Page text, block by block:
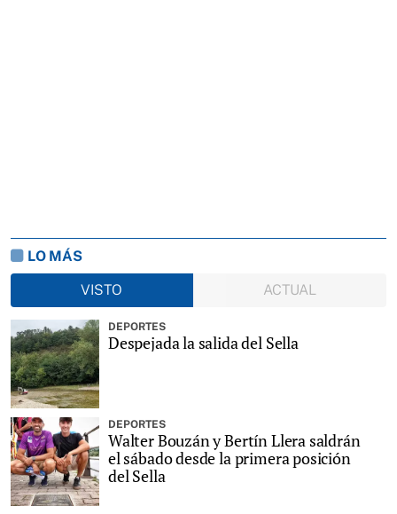
LO MÁS
VISTO
ACTUAL
DEPORTES
Despejada la salida del Sella
DEPORTES
Walter Bouzán y Bertín Llera saldrán
el sábado desde la primera posición
del Sella